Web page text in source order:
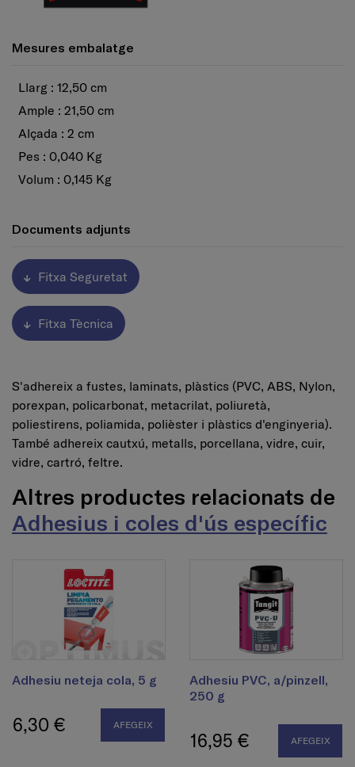
Mesures embalatge
Llarg : 12,50 cm
Ample : 21,50 cm
Alçada : 2 cm
Pes : 0,040 Kg
Volum : 0,145 Kg
S'adhereix a fustes, laminats, plàstics (PVC, ABS, Nylon,
porexpan, policarbonat, metacrilat, poliuretà,
poliestirens, poliamida, polièster i plàstics d'enginyeria).
També adhereix cautxú, metalls, porcellana, vidre, cuir,
vidre, cartró, feltre.
Documents adjunts
Fitxa Seguretat
Fitxa Tècnica
Altres productes relacionats de
Adhesius i coles d'ús específic
Adhesiu neteja cola, 5 g
6,30 € AFEGEIX
Adhesiu PVC, a/pinzell,
250 g
16,95 € AFEGEIX